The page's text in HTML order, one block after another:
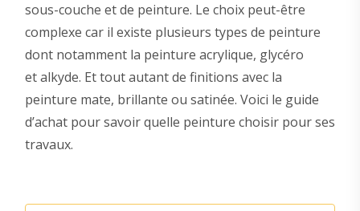
sous-couche et de peinture. Le choix peut-être
complexe car il existe plusieurs types de peinture
dont notamment la peinture acrylique, glycéro
et alkyde. Et tout autant de finitions avec la
peinture mate, brillante ou satinée. Voici le guide
d’achat pour savoir quelle peinture choisir pour ses
travaux.